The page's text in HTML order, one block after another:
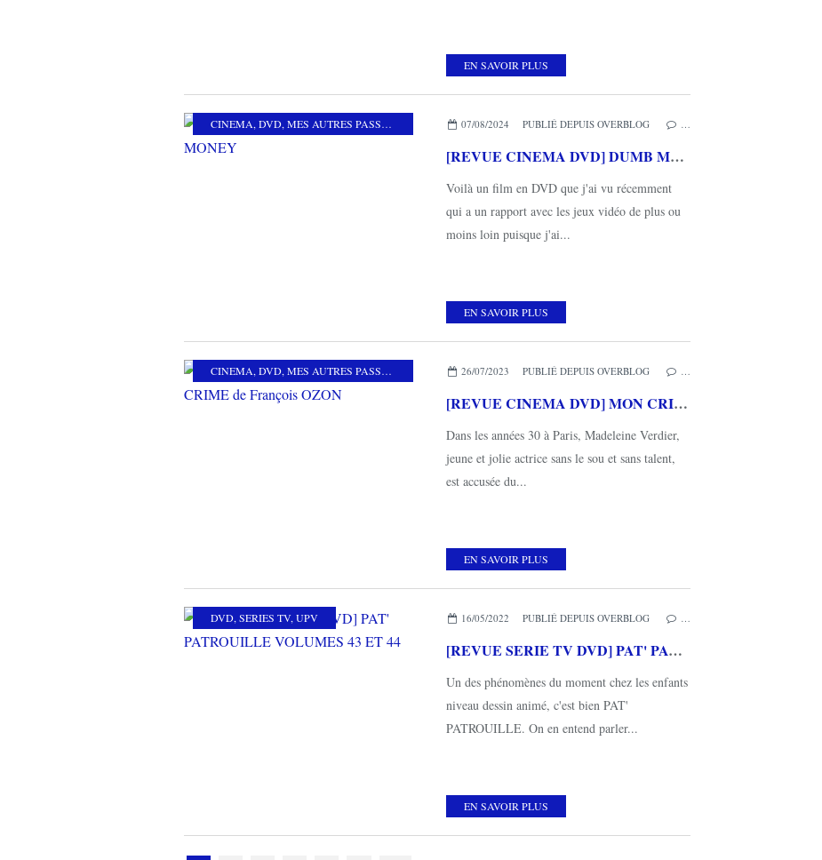
EN SAVOIR PLUS
CINEMA, DVD, MES AUTRES PASSIONS MES COUPS DE COEUR,METROPOLITAN FILMS
07/08/2024 PUBLIÉ DEPUIS OVERBLOG
[REVUE CINEMA DVD] DUMB MONEY
Voilà un film en DVD que j'ai vu récemment
qui a un rapport avec les jeux vidéo de plus ou
moins loin puisque j'ai...
EN SAVOIR PLUS
CINEMA, DVD, MES AUTRES PASSIONS MES COUPS DE COEUR,GAUMONT
26/07/2023 PUBLIÉ DEPUIS OVERBLOG
[REVUE CINEMA DVD] MON CRIME de François OZON
Dans les années 30 à Paris, Madeleine Verdier,
jeune et jolie actrice sans le sou et sans talent,
est accusée du...
EN SAVOIR PLUS
DVD, SERIES TV, UPV 16/05/2022 PUBLIÉ DEPUIS OVERBLOG
[REVUE SERIE TV DVD] PAT' PATROUILLE VOLUMES 43 ET 44
Un des phénomènes du moment chez les enfants
niveau dessin animé, c'est bien PAT'
PATROUILLE. On en entend parler...
EN SAVOIR PLUS